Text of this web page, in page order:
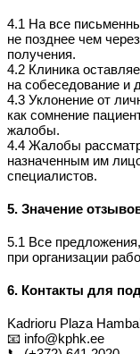
4.1 На все
не позднее чем
получения.
4.2 Клиника
на собеседование и
4.3 Уклонение от
как сомнение
жалобы.
4.4 Жалобы
назначенным им
специалистов.
5. Значение
5.1 Все
при организации
6. Контакты для
Kadrioru Plaza
📧 info@kphk.ee